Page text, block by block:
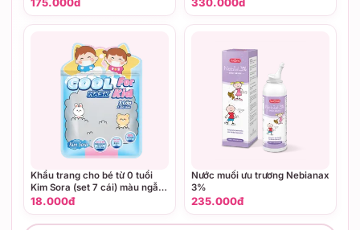
Khẩu trang cho bé từ 0 tuổi
Kim Sora (set 7 cái) màu ngẫu
nhiên
18.000đ
Nước muối ưu trương Nebianax
3%
235.000đ